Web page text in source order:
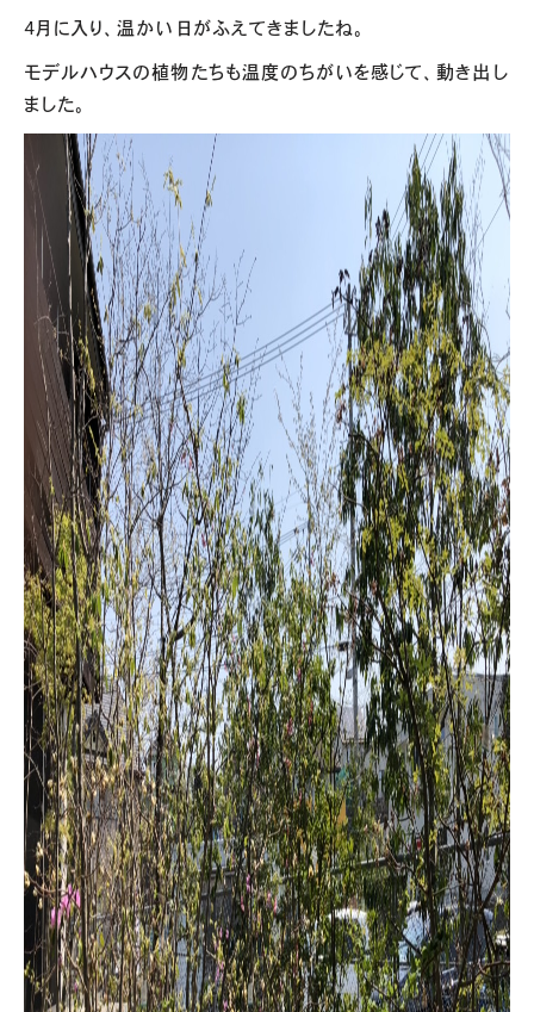
4月に入り、温かい日がふえてきましたね。
モデルハウスの植物たちも温度のちがいを感じて、動き出し
ました。